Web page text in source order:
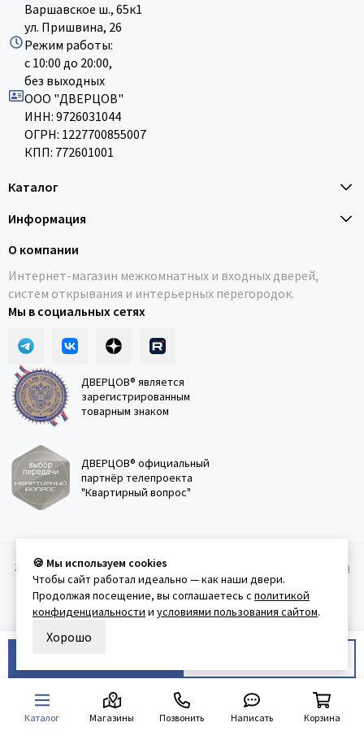
Варшавское ш., 65к1
ул. Пришвина, 26
Режим работы:
с 10:00 до 20:00,
без выходных
ООО "ДВЕРЦОВ"
ИНН: 9726031044
ОГРН: 1227700855007
КПП: 772601001
Каталог
Информация
О компании
Интернет-магазин межкомнатных и входных дверей,
систем открывания и интерьерных перегородок.
Мы в социальных сетях
ДВЕРЦОВ® является
зарегистрированным
товарным знаком
ДВЕРЦОВ® официальный
партнёр телепроекта
"Квартирный вопрос"
2011-2026 © Дверцов. Карта сайта
Политика
конфеденциальности Условия использования сайта
Каталог Магазины Позвонить Написать Корзина
🍪 Мы используем cookies
Чтобы сайт работал идеально — как наши двери.
Продолжая посещение, вы соглашаетесь с политикой
конфиденциальности и условиями пользования сайтом.
Хорошо